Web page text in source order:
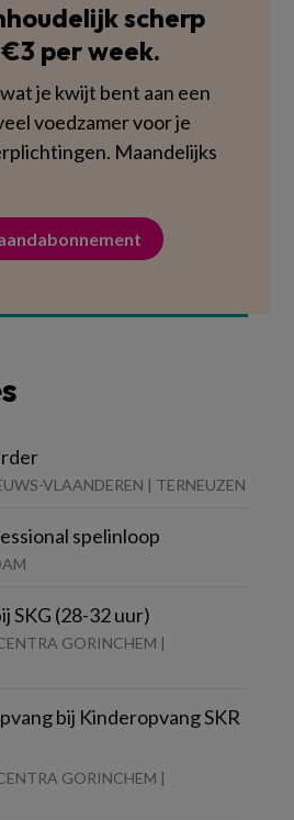
scherp
per week.
je kwijt bent aan een
voedzamer voor je
Maandelijks
VLAANDEREN | TERNEUZEN
spelinloop
SKG (28-32 uur)
GORINCHEM |
bij Kinderopvang SKR
GORINCHEM |